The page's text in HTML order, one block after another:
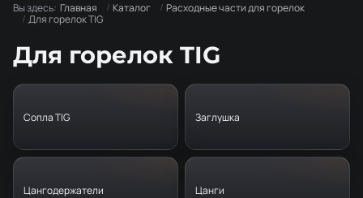
Вы здесь: Главная Каталог
Расходные части для горелок
Для горелок TIG
Для горелок TIG
Сопла TIG Заглушка
Цангодержатели Цанги